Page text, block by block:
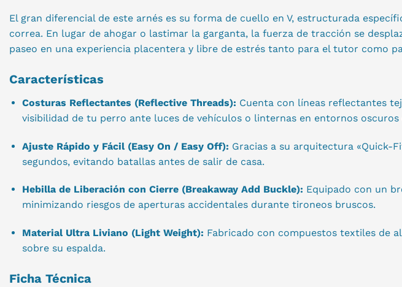
El gran diferencial de este arnés es su forma de cuello en V, estructurada
correa. En lugar de ahogar o lastimar la garganta, la fuerza de tracción se
paseo en una experiencia placentera y libre de estrés tanto para el tutor como
Características
Costuras Reflectantes (Reflective Threads): Cuenta con líneas reflectantes
visibilidad de tu perro ante luces de vehículos o linternas en entornos oscuros
Ajuste Rápido y Fácil (Easy On / Easy Off): Gracias a su arquitectura «Quick-
segundos, evitando batallas antes de salir de casa.
Hebilla de Liberación con Cierre (Breakaway Add Buckle): Equipado con un
minimizando riesgos de aperturas accidentales durante tironeos bruscos.
Material Ultra Liviano (Light Weight): Fabricado con compuestos textiles de
sobre su espalda.
Ficha Técnica